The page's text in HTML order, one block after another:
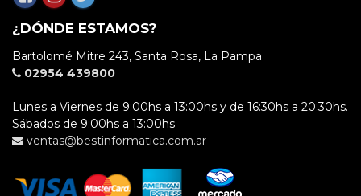
¿DÓNDE ESTAMOS?
Bartolomé Mitre 243, Santa Rosa, La Pampa
02954 439800
Lunes a Viernes de 9:00hs a 13:00hs y de 16:30hs a 20:30hs.
Sábados de 9:00hs a 13:00hs
ventas@bestinformatica.com.ar